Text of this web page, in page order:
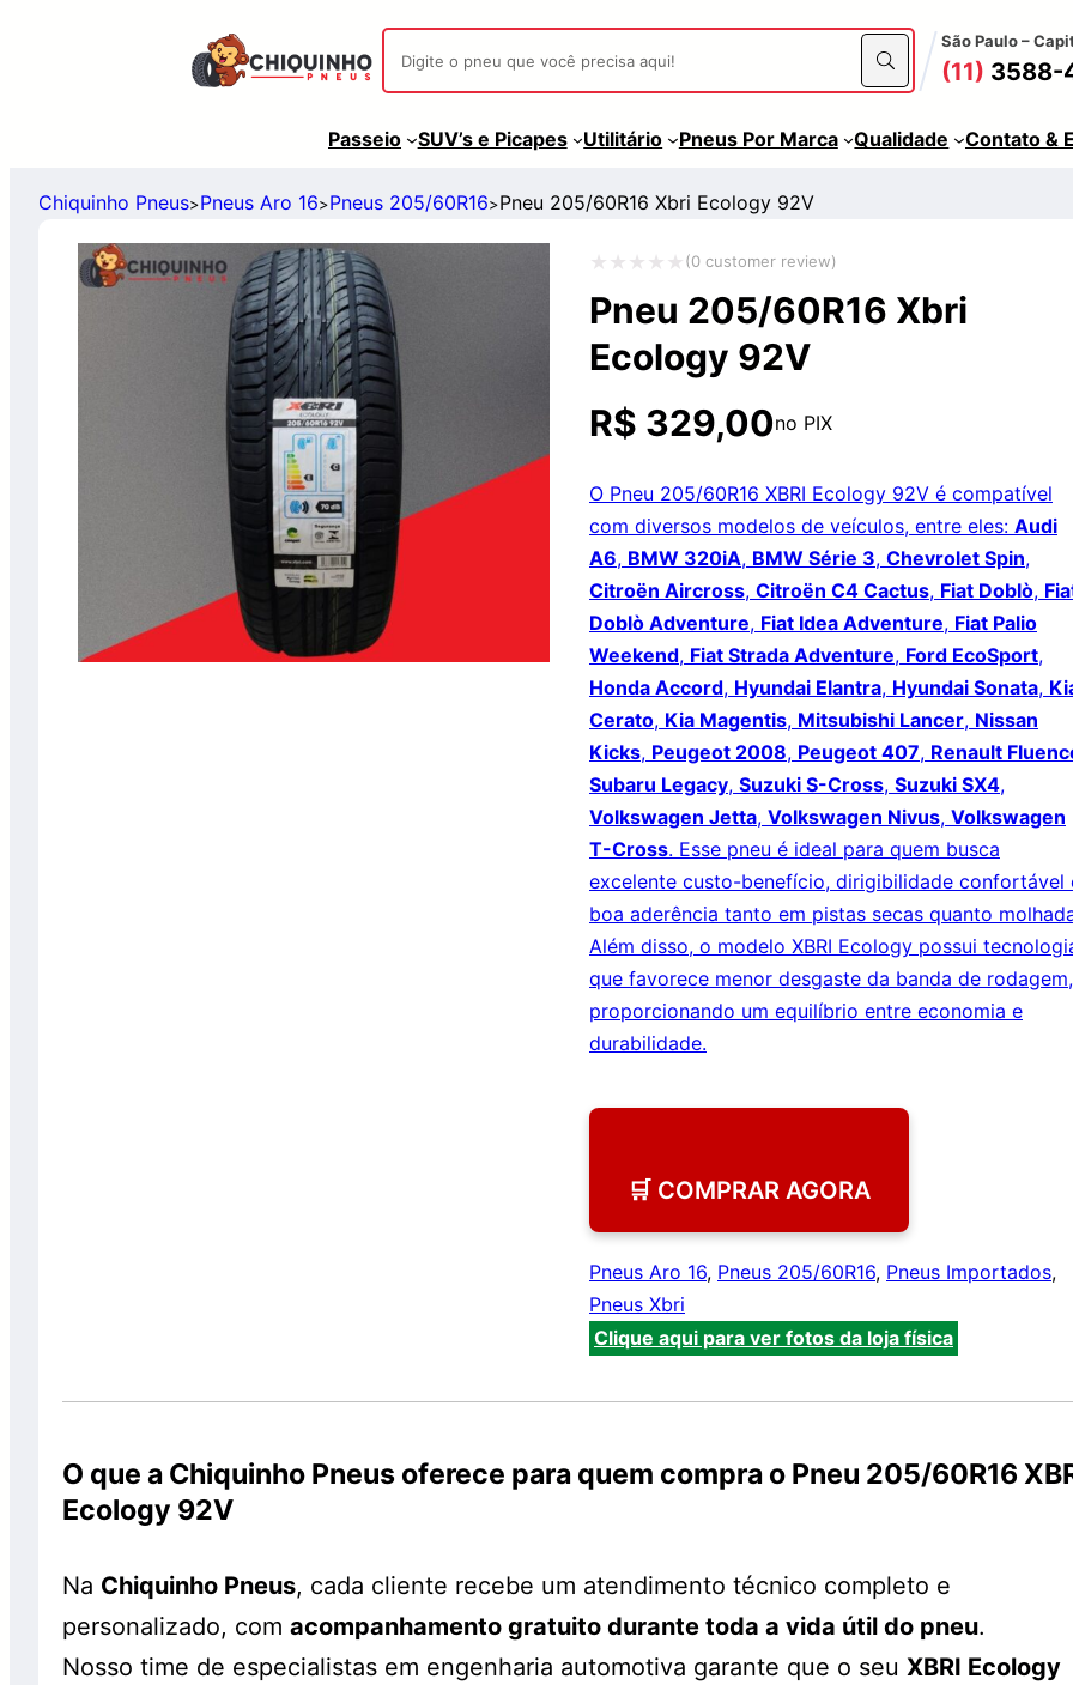
São Paulo –
(11) 3588-
Passeio SUV’s e Picapes Utilitário Pneus Por Marca Qualidade Contato &
Chiquinho Pneus>Pneus Aro 16>Pneus 205/60R16>Pneu 205/60R16 Xbri Ecology 92V
Avaliação
0
de
(0 customer review)
Pneu 205/60R16 Xbri
Ecology 92V
R$ 329,00no PIX
O Pneu 205/60R16 XBRI Ecology 92V é compatível
com diversos modelos de veículos, entre eles: Audi
A6, BMW 320iA, BMW Série 3, Chevrolet Spin,
Citroën Aircross, Citroën C4 Cactus, Fiat Doblò,
Doblò Adventure, Fiat Idea Adventure, Fiat Palio
Weekend, Fiat Strada Adventure, Ford EcoSport,
Honda Accord, Hyundai Elantra, Hyundai Sonata,
Cerato, Kia Magentis, Mitsubishi Lancer, Nissan
Kicks, Peugeot 2008, Peugeot 407, Renault
Subaru Legacy, Suzuki S-Cross, Suzuki SX4,
Volkswagen Jetta, Volkswagen Nivus, Volkswagen
T-Cross. Esse pneu é ideal para quem busca
excelente custo-benefício, dirigibilidade confortável
boa aderência tanto em pistas secas quanto
Além disso, o modelo XBRI Ecology possui
que favorece menor desgaste da banda de rodagem,
proporcionando um equilíbrio entre economia e
durabilidade.
🛒 COMPRAR AGORA
Pneus Aro 16, Pneus 205/60R16, Pneus Importados,
Pneus Xbri
Clique aqui para ver fotos da loja física
O que a Chiquinho Pneus oferece para quem compra o Pneu 205/60R16
Ecology 92V
Na Chiquinho Pneus, cada cliente recebe um atendimento técnico completo e
personalizado, com acompanhamento gratuito durante toda a vida útil do pneu.
Nosso time de especialistas em engenharia automotiva garante que o seu XBRI Ecology